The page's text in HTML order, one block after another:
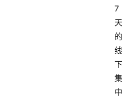
7
天
的
线
下
集
中